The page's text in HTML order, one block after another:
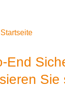
End